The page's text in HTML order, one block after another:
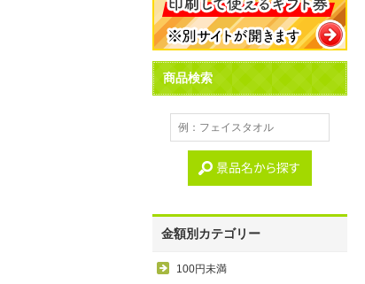
商品検索
金額別カテゴリー
100円未満